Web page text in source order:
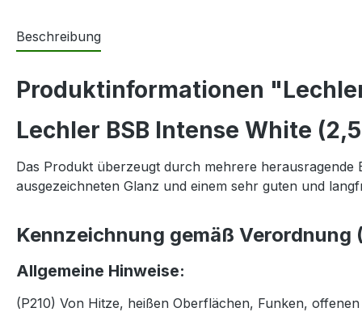
Beschreibung
Produktinformationen
Lechler BSB Intense White
Das Produkt überzeugt durch mehrere herausragende
ausgezeichneten Glanz und einem sehr guten und
Kennzeichnung gemäß Verordnung
Allgemeine Hinweise:
(P210) Von Hitze, heißen Oberflächen, Funken,